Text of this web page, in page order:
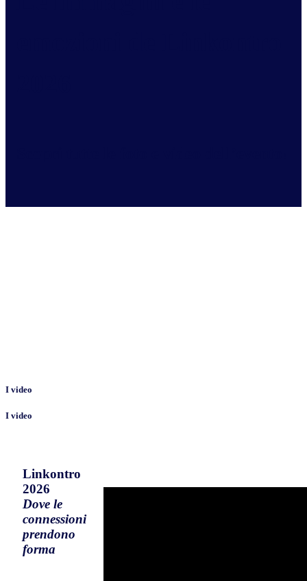
I video
I video
Linkontro
2026
Dove le
connessioni
prendono
forma